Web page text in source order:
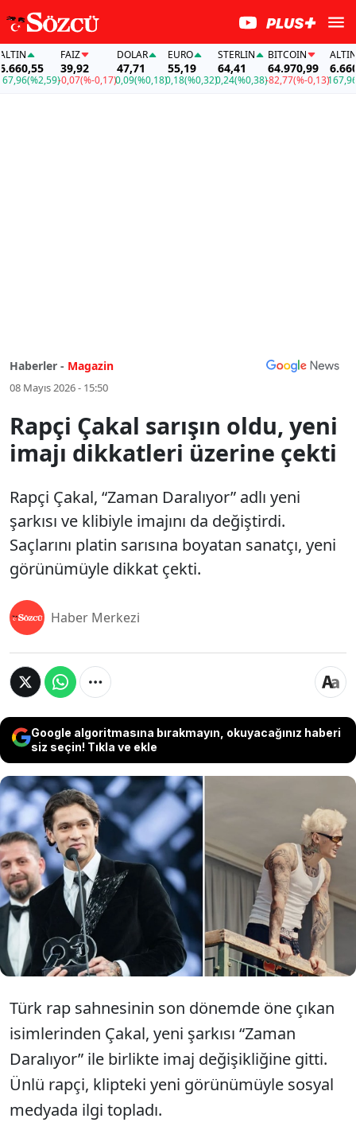
(%2,59)
FAİZ
39,92
-0,07(%-0,17)
DOLAR
47,71
0,09(%0,18)
EURO
55,19
0,18(%0,32)
STERLIN
64,41
0,24(%0,38)
BITCOIN
64.970,99
-82,77(%-0,13)
ALTIN
167,96
Haberler - Magazin
08 Mayıs 2026 - 15:50
Rapçi Çakal sarışın oldu, yeni
imajı dikkatleri üzerine çekti
Rapçi Çakal, “Zaman Daralıyor” adlı yeni
şarkısı ve klibiyle imajını da değiştirdi.
Saçlarını platin sarısına boyatan sanatçı, yeni
görünümüyle dikkat çekti.
Haber Merkezi
Google algoritmasına bırakmayın, okuyacağınız haberi
siz seçin! Tıkla ve ekle
Rapçi Çakal, “Zaman Daralıyor” adlı yeni
şarkısı ve klibiyle imajını da değiştirdi.
Saçlarını platin sarısına boyatan sanatçı,
yeni görünümüyle dikkat çekti.
Türk rap sahnesinin son dönemde öne çıkan
isimlerinden Çakal, yeni şarkısı “Zaman
Daralıyor” ile birlikte imaj değişikliğine gitti.
Ünlü rapçi, klipteki yeni görünümüyle sosyal
medyada ilgi topladı.